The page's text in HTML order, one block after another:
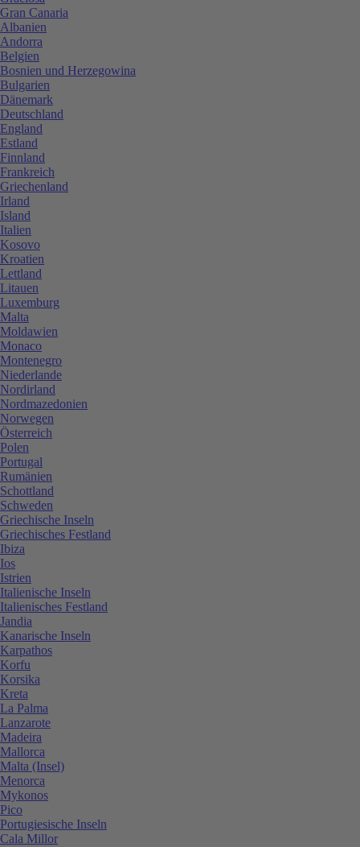
Gran Canaria
Albanien
Andorra
Belgien
Bosnien und Herzegowina
Bulgarien
Dänemark
Deutschland
England
Estland
Finnland
Frankreich
Griechenland
Irland
Island
Italien
Kosovo
Kroatien
Lettland
Litauen
Luxemburg
Malta
Moldawien
Monaco
Montenegro
Niederlande
Nordirland
Nordmazedonien
Norwegen
Österreich
Polen
Portugal
Rumänien
Schottland
Schweden
Griechische Inseln
Griechisches Festland
Ibiza
Ios
Istrien
Italienische Inseln
Italienisches Festland
Jandia
Kanarische Inseln
Karpathos
Korfu
Korsika
Kreta
La Palma
Lanzarote
Madeira
Mallorca
Malta (Insel)
Menorca
Mykonos
Pico
Portugiesische Inseln
Cala Millor